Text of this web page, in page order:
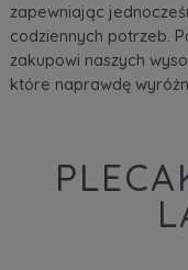
zapewniając
codziennych potrzeb.
zakupowi naszych
które naprawdę